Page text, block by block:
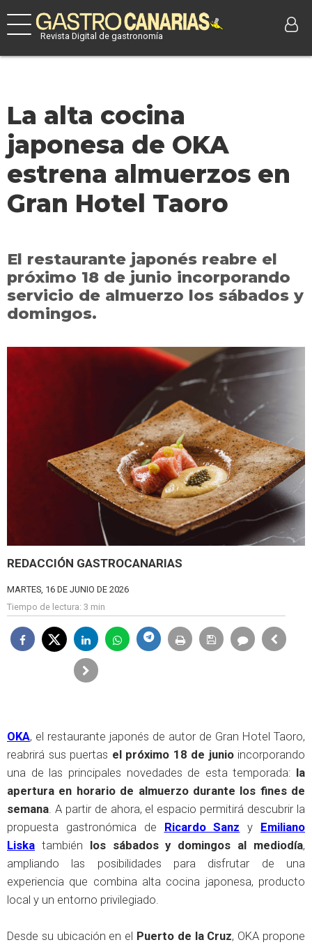
Revista Digital de gastronomía
La alta cocina
japonesa de OKA
estrena almuerzos en
Gran Hotel Taoro
El restaurante japonés reabre el
próximo 18 de junio incorporando
servicio de almuerzo los sábados y
domingos.
REDACCIÓN GASTROCANARIAS
MARTES, 16 DE JUNIO DE 2026
Tiempo de lectura: 3 min
OKA, el restaurante japonés de autor de Gran Hotel Taoro,
reabrirá sus puertas el próximo 18 de junioincorporando
una de las principales novedades de esta temporada:
la
apertura en horario de almuerzo durante los fines de
semana. A partir de ahora, el espacio permitirá descubrir la
propuesta gastronómica de
Ricardo Sanz y
Emiliano
Liska también los sábados y domingos al mediodía,
ampliando las posibilidades para disfrutar de una
experiencia que combina alta cocina japonesa, producto
local y un entorno privilegiado.
Desde su ubicación en el Puerto de la Cruz, OKA propone